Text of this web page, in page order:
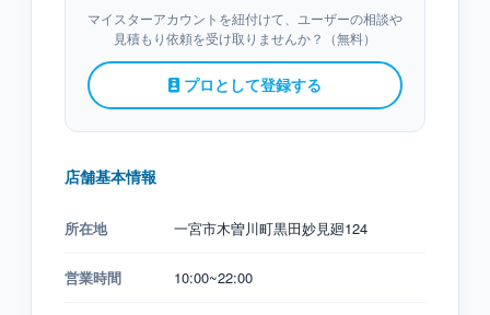
マイスターアカウントを紐付けて、ユーザーの相談や
見積もり依頼を受け取りませんか？（無料）
プロとして登録する
店舗基本情報
所在地 一宮市木曽川町黒田妙見廻124
営業時間 10:00~22:00